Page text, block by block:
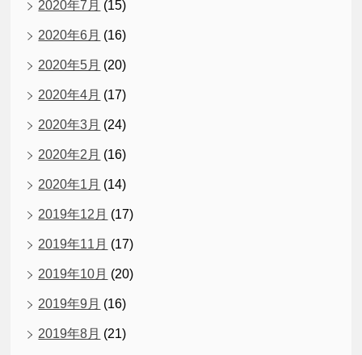
2020年7月 (15)
2020年6月 (16)
2020年5月 (20)
2020年4月 (17)
2020年3月 (24)
2020年2月 (16)
2020年1月 (14)
2019年12月 (17)
2019年11月 (17)
2019年10月 (20)
2019年9月 (16)
2019年8月 (21)